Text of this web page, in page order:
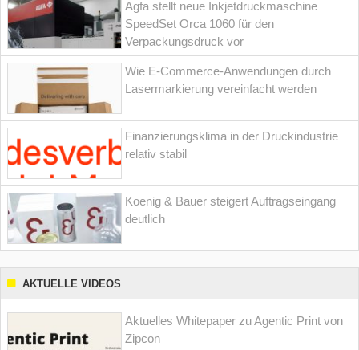
Agfa stellt neue Inkjetdruckmaschine
SpeedSet Orca 1060 für den
Verpackungsdruck vor
Wie E-Commerce-Anwendungen durch
Lasermarkierung vereinfacht werden
Finanzierungsklima in der Druckindustrie
relativ stabil
Koenig & Bauer steigert Auftragseingang
deutlich
AKTUELLE VIDEOS
Aktuelles Whitepaper zu Agentic Print von
Zipcon